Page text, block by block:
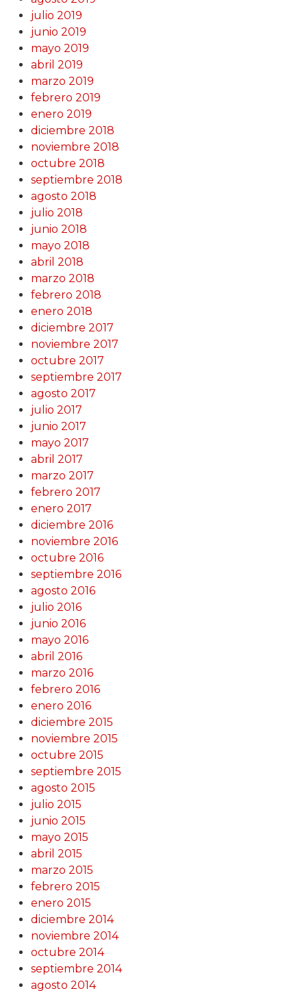
julio 2019
junio 2019
mayo 2019
abril 2019
marzo 2019
febrero 2019
enero 2019
diciembre 2018
noviembre 2018
octubre 2018
septiembre 2018
agosto 2018
julio 2018
junio 2018
mayo 2018
abril 2018
marzo 2018
febrero 2018
enero 2018
diciembre 2017
noviembre 2017
octubre 2017
septiembre 2017
agosto 2017
julio 2017
junio 2017
mayo 2017
abril 2017
marzo 2017
febrero 2017
enero 2017
diciembre 2016
noviembre 2016
octubre 2016
septiembre 2016
agosto 2016
julio 2016
junio 2016
mayo 2016
abril 2016
marzo 2016
febrero 2016
enero 2016
diciembre 2015
noviembre 2015
octubre 2015
septiembre 2015
agosto 2015
julio 2015
junio 2015
mayo 2015
abril 2015
marzo 2015
febrero 2015
enero 2015
diciembre 2014
noviembre 2014
octubre 2014
septiembre 2014
agosto 2014